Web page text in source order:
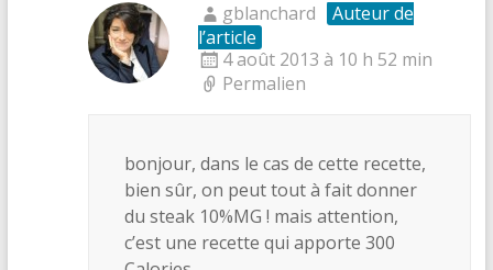
gblanchard
Auteur de
l’article
4 août 2013 à 10 h 52 min
Permalien
bonjour, dans le cas de cette recette,
bien sûr, on peut tout à fait donner
du steak 10%MG ! mais attention,
c’est une recette qui apporte 300